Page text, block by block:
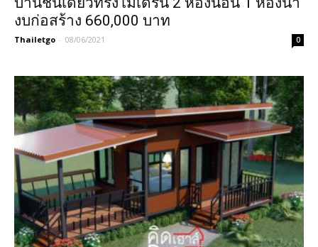
งบก่อสร้าง 660,000 บาท
Thailetgo - 08/06/2021 0